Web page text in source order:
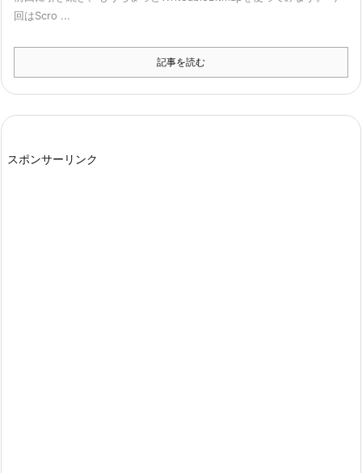
回はScro ...
記事を読む
スポンサーリンク